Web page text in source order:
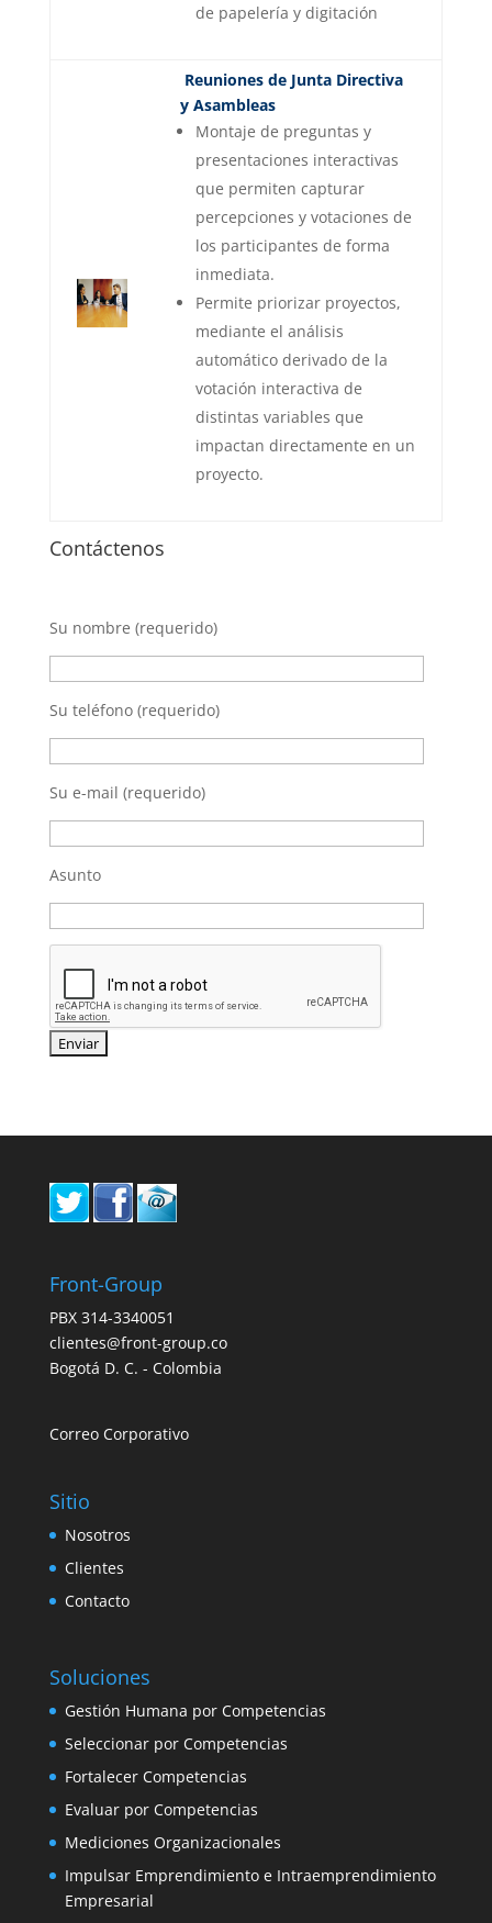
de papelería y digitación
Reuniones de Junta Directiva
y Asambleas
Montaje de preguntas y
presentaciones interactivas
que permiten capturar
percepciones y votaciones de
los participantes de forma
inmediata.
Permite priorizar proyectos,
mediante el análisis
automático derivado de la
votación interactiva de
distintas variables que
impactan directamente en un
proyecto.
Contáctenos
Su nombre (requerido)
Su teléfono (requerido)
Su e-mail (requerido)
Asunto
Front-Group
PBX 314-3340051
clientes@front-group.co
Bogotá D. C. - Colombia
Correo Corporativo
Sitio
Nosotros
Clientes
Contacto
Soluciones
Gestión Humana por Competencias
Seleccionar por Competencias
Fortalecer Competencias
Evaluar por Competencias
Mediciones Organizacionales
Impulsar Emprendimiento e Intraemprendimiento
Empresarial